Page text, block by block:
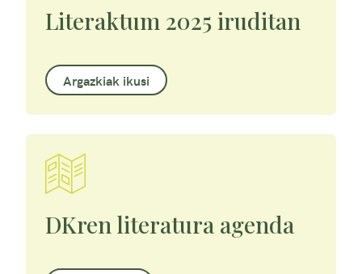
Literaktum 2025 iruditan
Argazkiak ikusi
DKren literatura agenda